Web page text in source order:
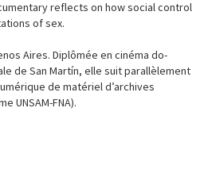
reflects on how social control
of sex.
Aires. Diplômée en cinéma do-
de San Martín, elle suit parallèlement
de matériel d’archives
UNSAM-FNA).